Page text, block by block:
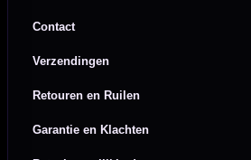
Contact
Verzendingen
Retouren en Ruilen
Garantie en Klachten